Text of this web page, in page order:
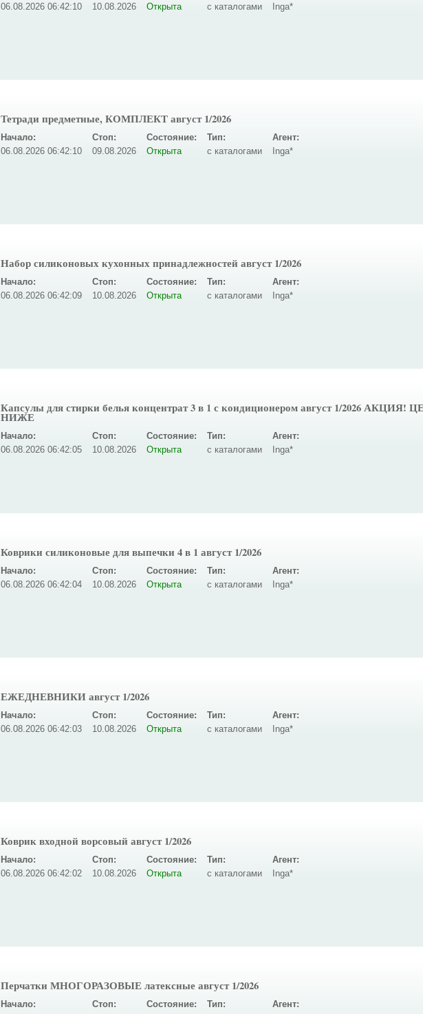
06.08.2026 06:42:10
10.08.2026
Открыта
с каталогами
Inga*
Тетради предметные, КОМПЛЕКТ август 1/2026
Начало:
06.08.2026 06:42:10
Стоп:
09.08.2026
Состояние:
Открыта
Тип:
с каталогами
Агент:
Inga*
Набор силиконовых кухонных принадлежностей август 1/2026
Начало:
06.08.2026 06:42:09
Стоп:
10.08.2026
Состояние:
Открыта
Тип:
с каталогами
Агент:
Inga*
Капсулы для стирки белья концентрат 3 в 1 с кондиционером август 1/2026
НИЖЕ
Начало:
06.08.2026 06:42:05
Стоп:
10.08.2026
Состояние:
Открыта
Тип:
с каталогами
Агент:
Inga*
Коврики силиконовые для выпечки 4 в 1 август 1/2026
Начало:
06.08.2026 06:42:04
Стоп:
10.08.2026
Состояние:
Открыта
Тип:
с каталогами
Агент:
Inga*
ЕЖЕДНЕВНИКИ август 1/2026
Начало:
06.08.2026 06:42:03
Стоп:
10.08.2026
Состояние:
Открыта
Тип:
с каталогами
Агент:
Inga*
Коврик входной ворсовый август 1/2026
Начало:
06.08.2026 06:42:02
Стоп:
10.08.2026
Состояние:
Открыта
Тип:
с каталогами
Агент:
Inga*
Перчатки МНОГОРАЗОВЫЕ латексные август 1/2026
Начало:
Стоп:
Состояние:
Тип:
Агент: